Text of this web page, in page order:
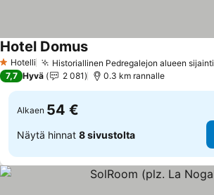
1 Tähtiluokitus
Hotelli Historiallinen Pedregalejon alueen sijainti
Hotel DomusKatso hinnat
7,7 Hyvä 2 081 0.3 km rannalle
Alkaen 54 €
Näytä hinnat 8 sivustolta